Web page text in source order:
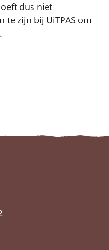
dus niet
te zijn bij UiTPAS om